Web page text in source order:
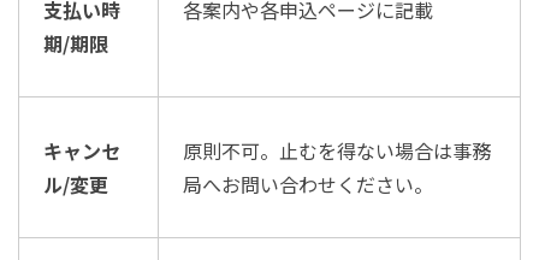
支払い時
期/期限
各案内や各申込ページに記載
キャンセ
ル/変更
原則不可。止むを得ない場合は事務
局へお問い合わせください。